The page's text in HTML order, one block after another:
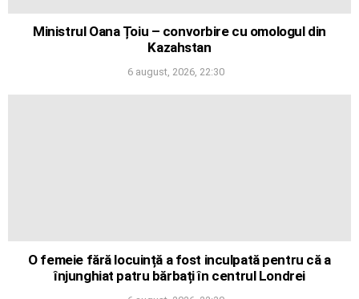
Ministrul Oana Țoiu – convorbire cu omologul din
Kazahstan
6 august, 2026, 22:30
O femeie fără locuință a fost inculpată pentru că a
înjunghiat patru bărbați în centrul Londrei